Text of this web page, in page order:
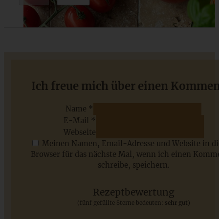
Klassischer Hefe-Gugelhupf wie von Oma
Saisonale Rezepte im Juli - meine 7 sommerlichen
Ich freue mich über einen
Name *
E-Mail *
Webseite
Meinen Namen, Email-Adresse und Website in
Browser für das nächste Mal, wenn ich einen
schreibe, speichern.
Rezeptbewertung
(fünf gefüllte Sterne bedeuten: sehr gut )